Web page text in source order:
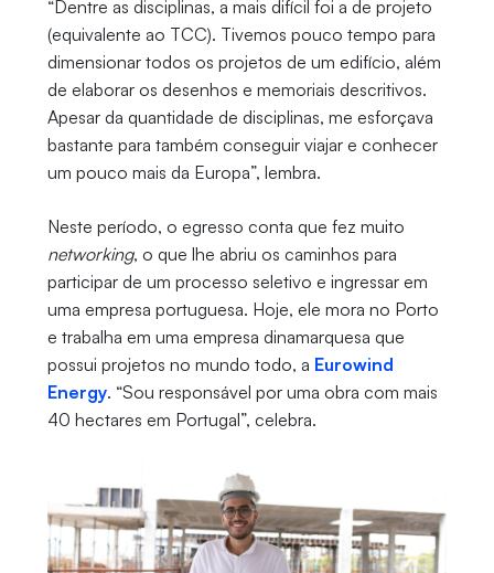
“Dentre as disciplinas, a mais difícil foi a de projeto
(equivalente ao TCC). Tivemos pouco tempo para
dimensionar todos os projetos de um edifício, além
de elaborar os desenhos e memoriais descritivos.
Apesar da quantidade de disciplinas, me esforçava
bastante para também conseguir viajar e conhecer
um pouco mais da Europa”, lembra.
Neste período, o egresso conta que fez muito
networking, o que lhe abriu os caminhos para
participar de um processo seletivo e ingressar em
uma empresa portuguesa. Hoje, ele mora no Porto
e trabalha em uma empresa dinamarquesa que
possui projetos no mundo todo, a Eurowind
Energy. “Sou responsável por uma obra com mais
40 hectares em Portugal”, celebra.